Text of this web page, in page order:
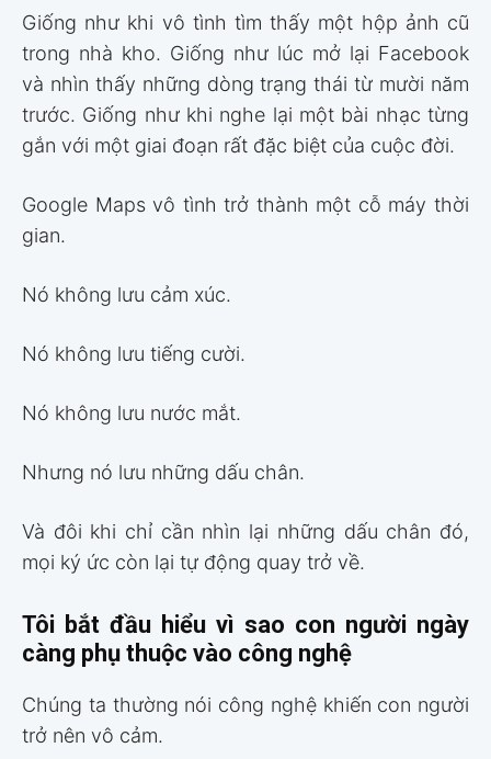
Giống như khi vô tình tìm thấy một hộp ảnh cũ
trong nhà kho. Giống như lúc mở lại Facebook
và nhìn thấy những dòng trạng thái từ mười năm
trước. Giống như khi nghe lại một bài nhạc từng
gắn với một giai đoạn rất đặc biệt của cuộc đời.
Google Maps vô tình trở thành một cỗ máy thời
gian.
Nó không lưu cảm xúc.
Nó không lưu tiếng cười.
Nó không lưu nước mắt.
Nhưng nó lưu những dấu chân.
Và đôi khi chỉ cần nhìn lại những dấu chân đó,
mọi ký ức còn lại tự động quay trở về.
Tôi bắt đầu hiểu vì sao con người ngày
càng phụ thuộc vào công nghệ
Chúng ta thường nói công nghệ khiến con người
trở nên vô cảm.